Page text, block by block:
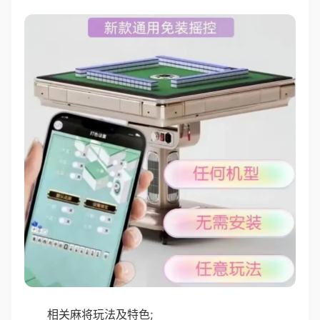
相关麻将玩法及特色;